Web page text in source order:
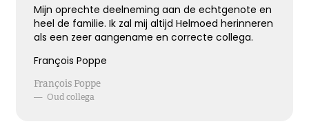
Mijn oprechte deelneming aan de echtgenote en
heel de familie. Ik zal mij altijd Helmoed herinneren
als een zeer aangename en correcte collega.
François Poppe
François Poppe
— Oud collega